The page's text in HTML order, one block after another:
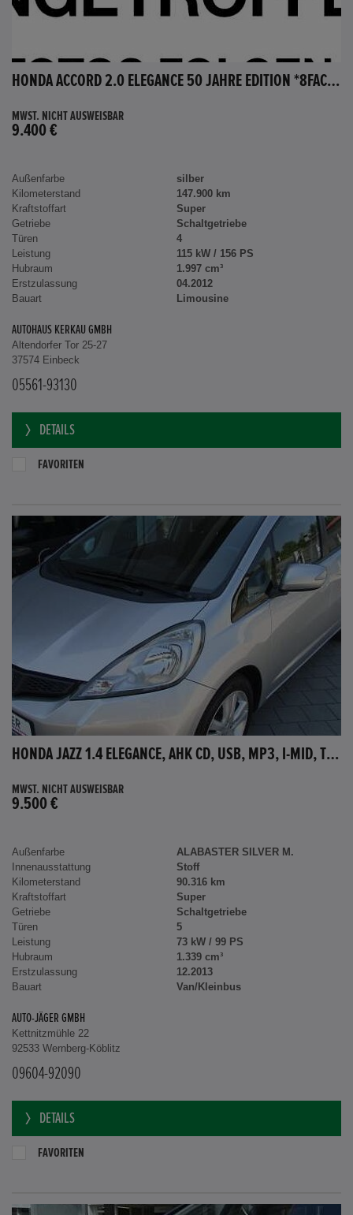
HONDA ACCORD 2.0 ELEGANCE 50 JAHRE EDITION *8FACH BEREIFT*
MWST. NICHT AUSWEISBAR
9.400 €
Außenfarbe
silber
Kilometerstand
147.900 km
Kraftstoffart
Super
Getriebe
Schaltgetriebe
Türen
4
Leistung
115 kW / 156 PS
Hubraum
1.997 cm³
Erstzulassung
04.2012
Bauart
Limousine
AUTOHAUS KERKAU GMBH
Altendorfer Tor 25-27
37574 Einbeck
05561-93130
DETAILS
FAVORITEN
HONDA JAZZ 1.4 ELEGANCE, AHK CD, USB, MP3, I-MID, TEMPOMAT, AUX-IN
MWST. NICHT AUSWEISBAR
9.500 €
Außenfarbe
ALABASTER SILVER M.
Innenausstattung
Stoff
Kilometerstand
90.316 km
Kraftstoffart
Super
Getriebe
Schaltgetriebe
Türen
5
Leistung
73 kW / 99 PS
Hubraum
1.339 cm³
Erstzulassung
12.2013
Bauart
Van/Kleinbus
AUTO-JÄGER GMBH
Kettnitzmühle 22
92533 Wernberg-Köblitz
09604-92090
DETAILS
FAVORITEN